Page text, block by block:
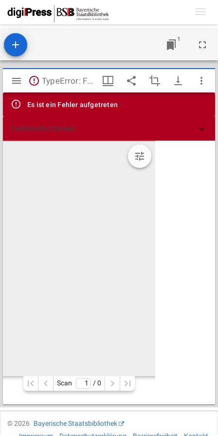
1
Mirador
Viewer
TypeError: Failed to fetch
Es ist ein Fehler aufgetreten
Technische Details
Scan / 0
©2026
Bayerische Staatsbibliothek